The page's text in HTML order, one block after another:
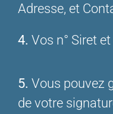
Adresse, et
4. Vos n° Siret
5. Vous pouvez
de votre